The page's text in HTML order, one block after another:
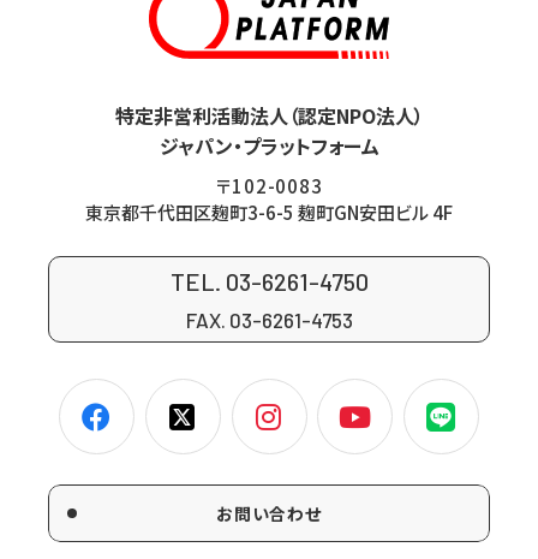
特定非営利活動法人（認定NPO法人）
ジャパン・プラットフォーム
〒102-0083
東京都千代田区麹町3-6-5 麹町GN安田ビル 4F
TEL. 03-6261-4750
FAX. 03-6261-4753
お問い合わせ